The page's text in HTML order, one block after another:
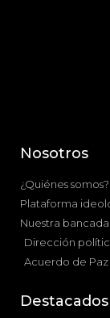
Nosotros
¿Quiénes somos?
Plataforma
Nuestra bancada
Dirección
Acuerdo de Paz
Destacados